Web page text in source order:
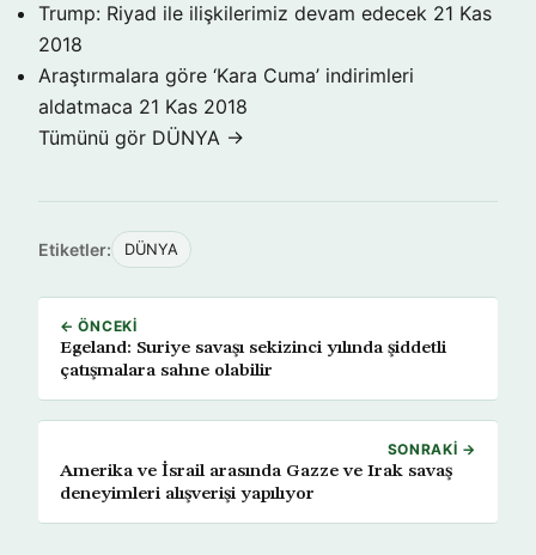
Trump: Riyad ile ilişkilerimiz devam edecek 21 Kas
2018
Araştırmalara göre ‘Kara Cuma’ indirimleri
aldatmaca 21 Kas 2018
Tümünü gör DÜNYA →
Etiketler: DÜNYA
← ÖNCEKI
Egeland: Suriye savaşı sekizinci yılında şiddetli
çatışmalara sahne olabilir
SONRAKI →
Amerika ve İsrail arasında Gazze ve Irak savaş
deneyimleri alışverişi yapılıyor